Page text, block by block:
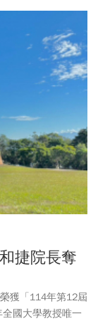
，也可能有靈感
就像經營企業一
捷院長奪
獲「114年第12屆
國大學教授唯一